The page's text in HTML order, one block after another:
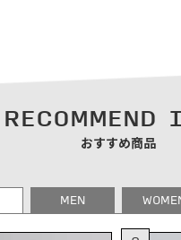
RECOMMEND
おすすめ商品
MEN